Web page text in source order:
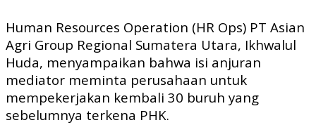
Human Resources Operation (HR Ops) PT Asian
Agri Group Regional Sumatera Utara, Ikhwalul
Huda, menyampaikan bahwa isi anjuran
mediator meminta perusahaan untuk
mempekerjakan kembali 30 buruh yang
sebelumnya terkena PHK.